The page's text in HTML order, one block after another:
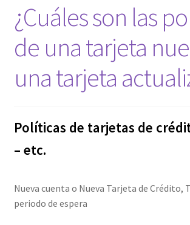
JuanSabeloTodo tu Anfitrión
Mi cuenta
Nicky Jam
Papi Longaniza
Política de privacidad
¿Cuáles son las
de una tarjeta
una tarjeta
Políticas de tarjetas de
– etc.
Nueva cuenta o Nueva Tarjeta de Crédito,
periodo de espera